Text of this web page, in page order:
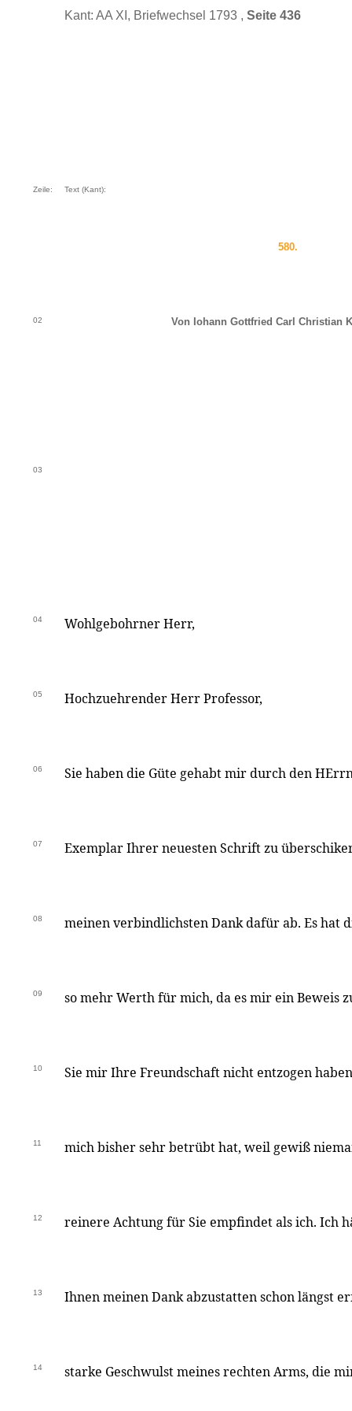
Kant: AA XI, Briefwechsel 1793 , Seite 436
Zeile: Text (Kant):
580.
02 Von Iohann Gottfried Carl Christian
03
04 Wohlgebohrner Herr,
05 Hochzuehrender Herr Professor,
06 Sie haben die Güte gehabt mir durch den
07 Exemplar Ihrer neuesten Schrift zu
08 meinen verbindlichsten Dank dafür ab. Es hat
09 so mehr Werth für mich, da es mir ein Beweis
10 Sie mir Ihre Freundschaft nicht entzogen
11 mich bisher sehr betrübt hat, weil gewiß
12 reinere Achtung für Sie empfindet als ich. Ich
13 Ihnen meinen Dank abzustatten schon längst
14 starke Geschwulst meines rechten Arms, die